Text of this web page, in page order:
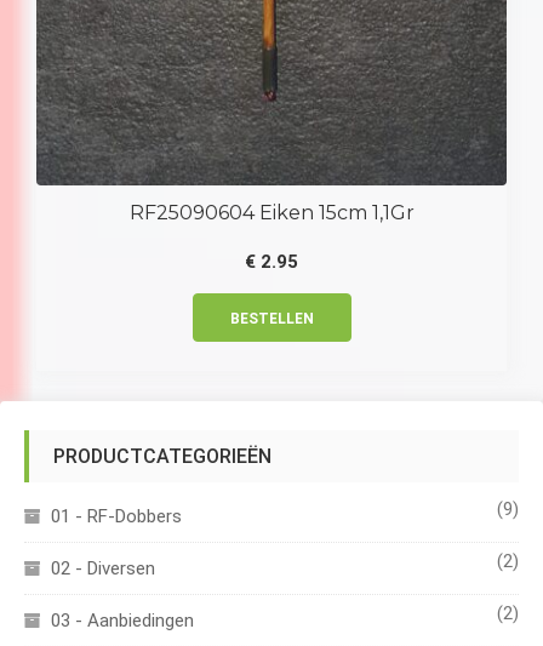
RF25090604 Eiken 15cm 1,1Gr
€ 2.95
BESTELLEN
PRODUCTCATEGORIEËN
01 - RF-Dobbers (9)
02 - Diversen (2)
03 - Aanbiedingen (2)